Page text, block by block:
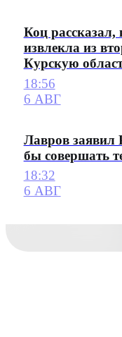
Коц
извлекла из
Курскую
18:56
6 АВГ
Лавров заявил
бы совершать
18:32
6 АВГ